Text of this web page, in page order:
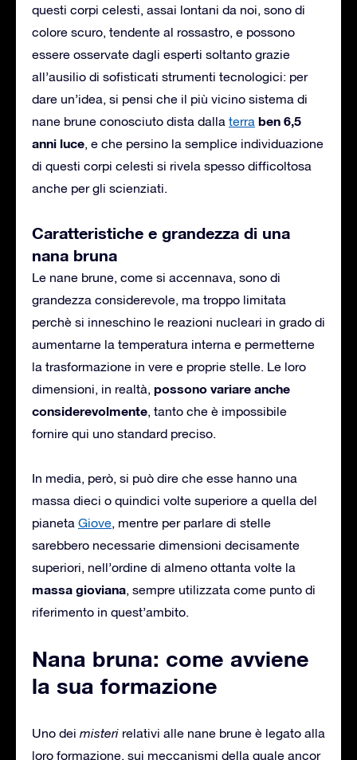
questi corpi celesti, assai lontani da noi, sono di
colore scuro, tendente al rossastro, e possono
essere osservate dagli esperti soltanto grazie
all’ausilio di sofisticati strumenti tecnologici: per
dare un’idea, si pensi che il più vicino sistema di
nane brune conosciuto dista dalla terra ben 6,5
anni luce, e che persino la semplice individuazione
di questi corpi celesti si rivela spesso difficoltosa
anche per gli scienziati.
Caratteristiche e grandezza di una
nana bruna
Le nane brune, come si accennava, sono di
grandezza considerevole, ma troppo limitata
perchè si inneschino le reazioni nucleari in grado di
aumentarne la temperatura interna e permetterne
la trasformazione in vere e proprie stelle. Le loro
dimensioni, in realtà, possono variare anche
considerevolmente, tanto che è impossibile
fornire qui uno standard preciso.
In media, però, si può dire che esse hanno una
massa dieci o quindici volte superiore a quella del
pianeta Giove, mentre per parlare di stelle
sarebbero necessarie dimensioni decisamente
superiori, nell’ordine di almeno ottanta volte la
massa gioviana, sempre utilizzata come punto di
riferimento in quest’ambito.
Nana bruna: come avviene
la sua formazione
Uno dei misteri relativi alle nane brune è legato alla
loro formazione, sui meccanismi della quale ancor